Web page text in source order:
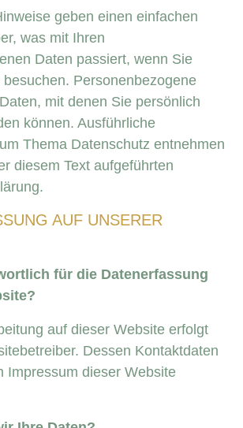
geben einen einfachen
was mit Ihren
Daten passiert, wenn Sie
Personenbezogene
mit denen Sie persönlich
können. Ausführliche
Thema Datenschutz entnehmen
diesem Text aufgeführten
AUF UNSERER
für die Datenerfassung
auf dieser Website erfolgt
Dessen Kontaktdaten
Impressum dieser Website